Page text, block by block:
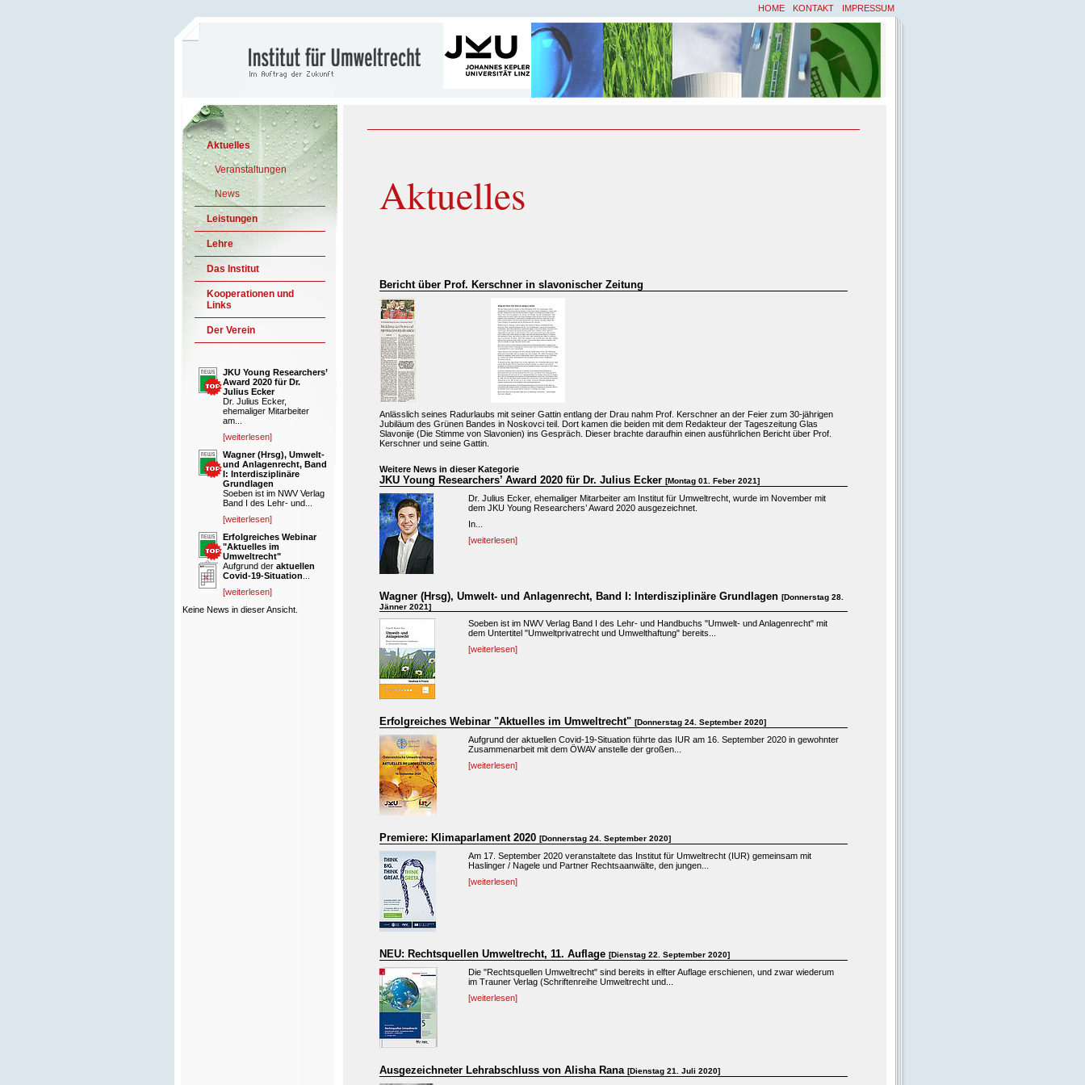
Aktuelles
Bericht über Prof. Kerschner in slavonischer Zeitung
Anlässlich seines Radurlaubs mit seiner Gattin entlang der Drau nahm Prof. Kerschner an der Feier zum 30-jährigen
Jubiläum des Grünen Bandes in Noskovci teil. Dort kamen die beiden mit dem Redakteur der Tageszeitung Glas
Slavonije (Die Stimme von Slavonien) ins Gespräch. Dieser brachte daraufhin einen ausführlichen Bericht über Prof.
Kerschner und seine Gattin.
Weitere News in dieser Kategorie
JKU Young Researchers’ Award 2020 für Dr. Julius Ecker [Montag 01. Feber 2021]
Dr. Julius Ecker, ehemaliger Mitarbeiter am Institut für Umweltrecht, wurde im November mit
dem JKU Young Researchers’ Award 2020 ausgezeichnet.
In...
[weiterlesen]
Wagner (Hrsg), Umwelt- und Anlagenrecht, Band I: Interdisziplinäre Grundlagen [Donnerstag 28.
Jänner 2021]
Soeben ist im NWV Verlag Band I des Lehr- und Handbuchs "Umwelt- und Anlagenrecht" mit
dem Untertitel "Umweltprivatrecht und Umwelthaftung" bereits...
[weiterlesen]
Erfolgreiches Webinar "Aktuelles im Umweltrecht" [Donnerstag 24. September 2020]
Aufgrund der aktuellen Covid-19-Situation führte das IUR am 16. September 2020 in gewohnter
Zusammenarbeit mit dem ÖWAV anstelle der großen...
[weiterlesen]
Premiere: Klimaparlament 2020 [Donnerstag 24. September 2020]
Am 17. September 2020 veranstaltete das Institut für Umweltrecht (IUR) gemeinsam mit
Haslinger / Nagele und Partner Rechtsaanwälte, den jungen...
[weiterlesen]
NEU: Rechtsquellen Umweltrecht, 11. Auflage [Dienstag 22. September 2020]
Die "Rechtsquellen Umweltrecht" sind bereits in elfter Auflage erschienen, und zwar wiederum
im Trauner Verlag (Schriftenreihe Umweltrecht und...
[weiterlesen]
Ausgezeichneter Lehrabschluss von Alisha Rana [Dienstag 21. Juli 2020]
Aktuelles
Veranstaltungen
News
Leistungen
Lehre
Das Institut
Kooperationen und
Links
Der Verein
HOME KONTAKT IMPRESSUM
JKU Young Researchers’
Award 2020 für Dr.
Julius Ecker
Dr. Julius Ecker,
ehemaliger Mitarbeiter
am...
[weiterlesen]
Wagner (Hrsg), Umwelt-
und Anlagenrecht, Band
I: Interdisziplinäre
Grundlagen
Soeben ist im NWV Verlag
Band I des Lehr- und...
[weiterlesen]
Erfolgreiches Webinar
"Aktuelles im
Umweltrecht"
Aufgrund der aktuellen
Covid-19-Situation
[weiterlesen]
Keine News in dieser Ansicht.